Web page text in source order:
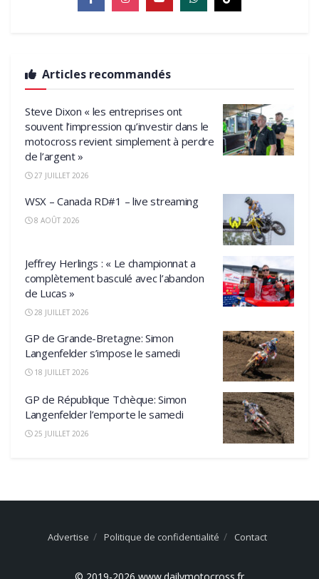
Articles recommandés
Steve Dixon « les entreprises ont
souvent l’impression qu’investir dans le
motocross revient simplement à perdre
de l’argent »
27 JUILLET 2026
WSX – Canada RD#1 – live streaming
8 AOÛT 2026
Jeffrey Herlings : « Le championnat a
complètement basculé avec l’abandon
de Lucas »
28 JUILLET 2026
GP de Grande-Bretagne: Simon
Langenfelder s’impose le samedi
18 JUILLET 2026
GP de République Tchèque: Simon
Langenfelder l’emporte le samedi
25 JUILLET 2026
Advertise Politique de confidentialité Contact